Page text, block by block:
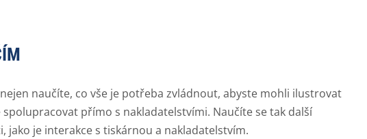
naučíte, co vše je potřeba zvládnout, abyste mohli ilustrovat
přímo s nakladatelstvími. Naučíte se tak další
jako je interakce s tiskárnou a nakladatelstvím.